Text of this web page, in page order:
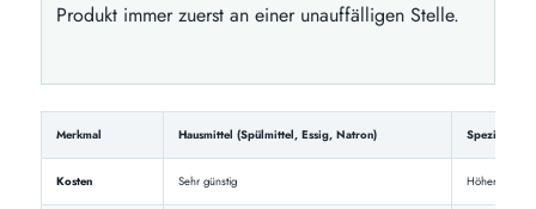
Produkt immer zuerst an einer unauffälligen Stelle.
Merkmal Hausmittel (Spülmittel, Essig, Natron)
Kosten Sehr günstig Höherpreisig